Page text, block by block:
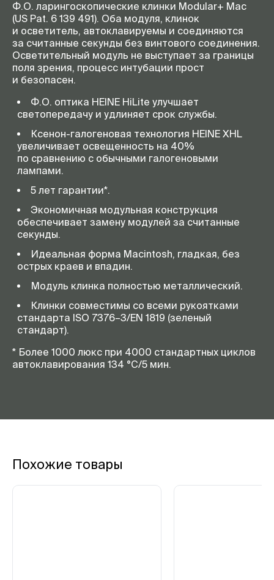
Ф.О. ларингоскопические клинки Modular+ Mac
(US Pat. 6 139 491). Оба модуля, клинок
и осветитель, автоклавируемы и соединяются
за считанные секунды без винтового соединения.
Осветительный модуль не выступает за границы
поля зрения, процесс интубации прост
и безопасен.
Ф.О. оптика HEINE HiLite улучшает
светопередачу и удлиняет срок службы.
Ксенон-галогеновая технология HEINE XHL
увеличивает освещенность на 40%
по сравнению с обычными галогеновыми
лампами.
5 лет гарантии*.
Экономичная модульная конструкция
обеспечивает замену модулей за считанные
секунды.
Идеальная форма Macintosh, гладкая, без
острых краев и впадин.
Модуль клинка полностью металлический.
Клинки совместимы со всеми рукоятками
стандарта ISO 7376–3/EN 1819 (зеленый
стандарт).
* Более 1000 люкс при 4000 стандартных циклов
автоклавирования 134 °C/5 мин.
Похожие товары